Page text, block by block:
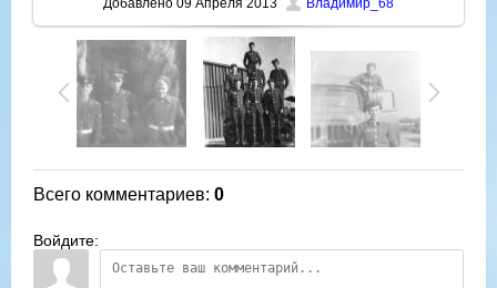
Добавлено 09 Апреля 2013 Владимир_68
Всего комментариев: 0
Войдите: